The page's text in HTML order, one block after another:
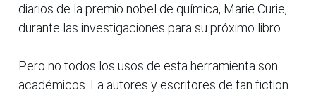
diarios de la premio nobel de química, Marie Curie,
durante las investigaciones para su próximo libro.
Pero no todos los usos de esta herramienta son
académicos. La autores y escritores de fan fiction